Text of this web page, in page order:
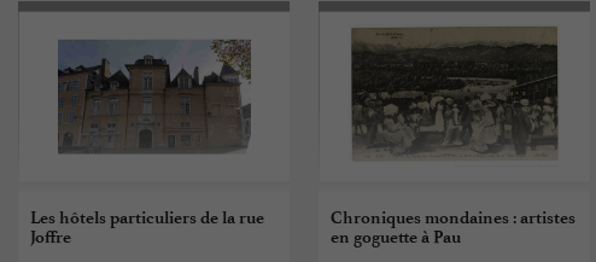
Les hôtels particuliers de la rue
Joffre
Chroniques mondaines : artistes
en goguette à Pau